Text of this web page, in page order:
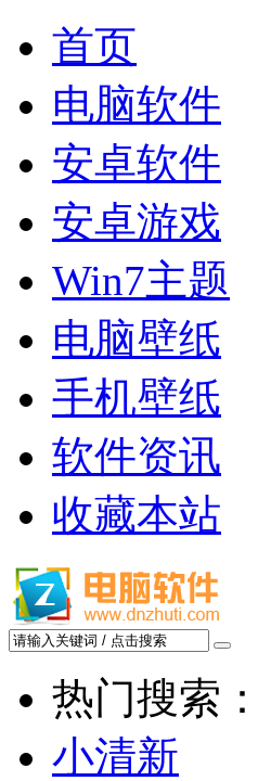
首页
电脑软件
安卓软件
安卓游戏
Win7主题
电脑壁纸
手机壁纸
软件资讯
收藏本站
热门搜索：
小清新